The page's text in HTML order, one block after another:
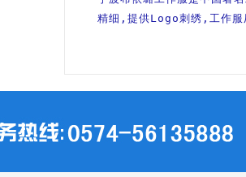
精细,提供Logo刺绣,工作服